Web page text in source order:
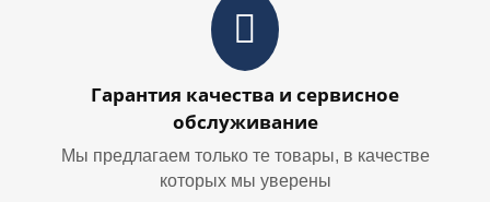
Гарантия качества и сервисное
обслуживание
Мы предлагаем только те товары, в качестве
которых мы уверены